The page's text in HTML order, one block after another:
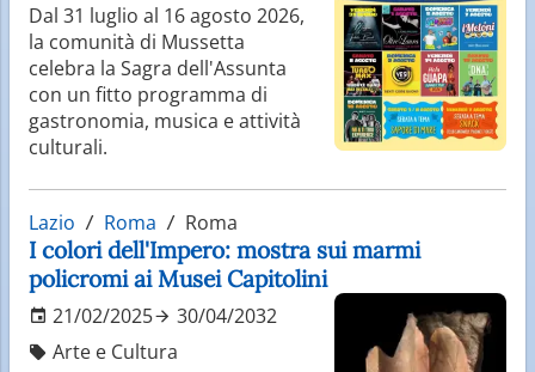
Dal 31 luglio al 16 agosto 2026,
la comunità di Mussetta
celebra la Sagra dell'Assunta
con un fitto programma di
gastronomia, musica e attività
culturali.
Lazio Roma Roma
I colori dell'Impero: mostra sui marmi
policromi ai Musei Capitolini
21/02/2025
30/04/2032
Arte e Cultura